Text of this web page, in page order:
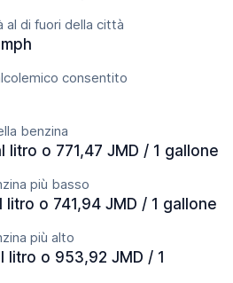
al di fuori della città
consentito
benzina
litro o 771,47 JMD / 1 gallone
più basso
litro o 741,94 JMD / 1 gallone
più alto
litro o 953,92 JMD / 1